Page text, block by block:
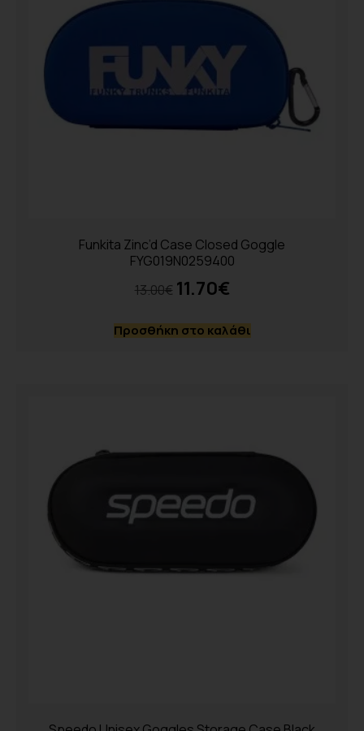
Funkita Zinc’d Case Closed Goggle
FYG019N0259400
13.00€ 11.70€
Προσθήκη στο καλάθι